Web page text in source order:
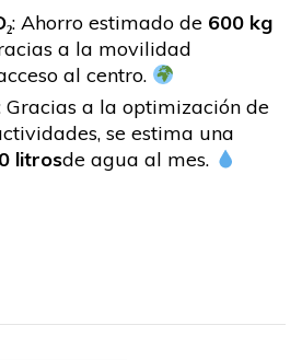
: Ahorro estimado de 600 kg
a la movilidad
al centro.
Gracias a la optimización de
se estima una
litrosde agua al mes.